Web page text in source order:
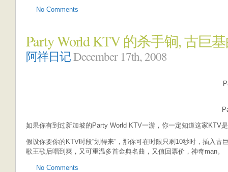
No Comments
Party World KTV 的杀手锏, 古巨
阿祥日记December 17th, 2008
如果你有到过新加坡的Party World KTV一游，你一定知道这家KTV
假设你要你的KTV时段“划得来”，那你可在时限只剩10秒时，插入
歌王歌后唱到爽，又可重温多首金典名曲，又值回票价，神奇man。
No Comments